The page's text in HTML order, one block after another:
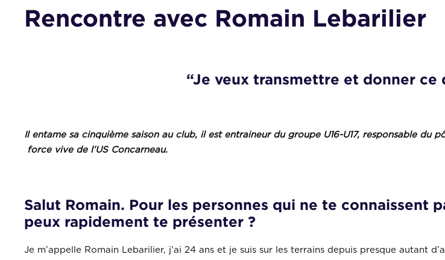
Rencontre avec Romain Lebarilier
“Je veux transmettre et donner ce
Il entame sa cinquième saison au club, il est entraineur du groupe U16-U17, responsable
force vive de l’US Concarneau.
Salut Romain. Pour les personnes qui ne te connaissent
peux rapidement te présenter ?
Je m’appelle Romain Lebarilier, j’ai 24 ans et je suis sur les terrains depuis presque autant